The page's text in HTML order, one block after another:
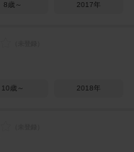
8歳～ 2017年
10歳～ 2018年